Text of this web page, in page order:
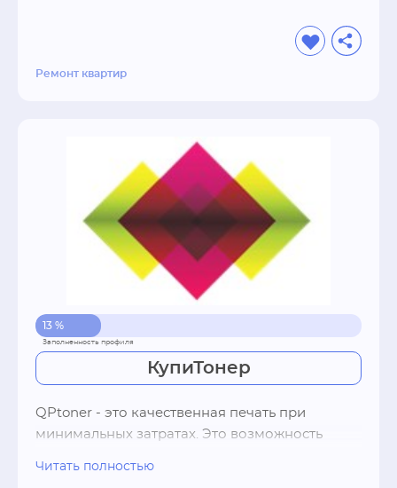
предоставляет полный комплекс услуг – от
помощи в выборе стальной двери до ее
и кошелек. Цены от 8700р.
Ремонт квартир
13 %
КупиТонер
QPtoner - это качественная печать при
минимальных затратах. Это возможность
Читать полностью